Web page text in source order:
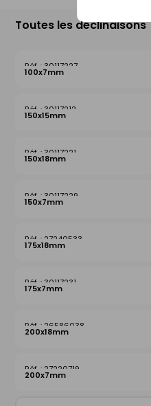
Toutes les déclinaisons
30117227
100x7mm
30117212
150x15mm
30117221
150x18mm
30117229
150x7mm
27240533
175x18mm
30117231
175x7mm
26586038
200x18mm
27220719
200x7mm